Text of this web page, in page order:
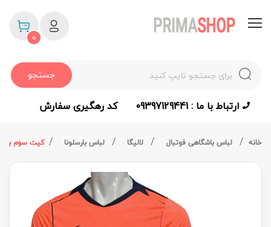
جستجو
0
ارتباط با ما : 09397129441 کد رهگیری سفارش
خانه لباس باشگاهی فوتبال لالیگا لباس بارسلونا کیت سوم